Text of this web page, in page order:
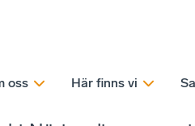
oss Här finns vi